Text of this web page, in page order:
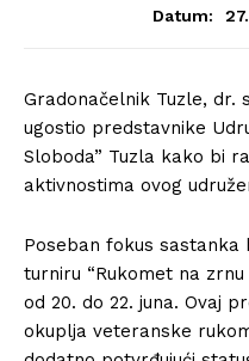
Datum:
Gradonačelnik Tuzle, dr.
ugostio predstavnike
Sloboda” Tuzla kako bi
aktivnostima ovog
Poseban fokus sastanka
turniru “Rukomet na
od 20. do 22. juna. Ovaj
okuplja veteranske